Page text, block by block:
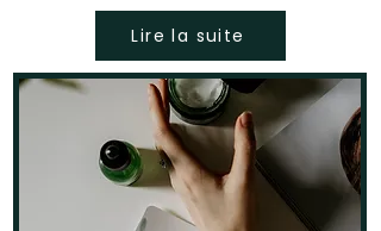
Lire la suite